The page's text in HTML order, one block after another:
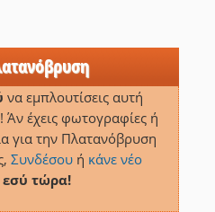
να εμπλουτίσεις αυτή
έχεις φωτογραφίες ή
για την Πλατανόβρυση
Συνδέσουή κάνε νέο
εσύ τώρα!